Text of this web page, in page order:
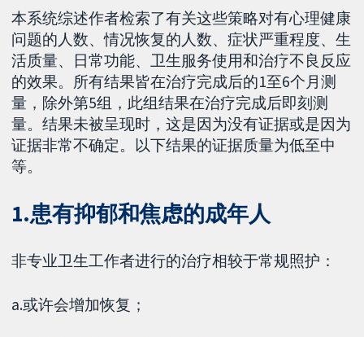
本系统综述作者检索了有关这些策略对有心理健康
问题的人数、情况恢复的人数、症状严重程度、生
活质量、日常功能、卫生服务使用和治疗不良反应
的效果。所有结果皆在治疗完成后的1至6个月测
量，除外第5组，此组结果在治疗完成后即刻测
量。结果未被呈现时，这是因为没有证据或是因为
证据非常不确定。以下结果的证据质量为低至中
等。
1.患有抑郁和焦虑的成年人
非专业卫生工作者进行的治疗相较于常规照护：
a.或许会增加恢复；